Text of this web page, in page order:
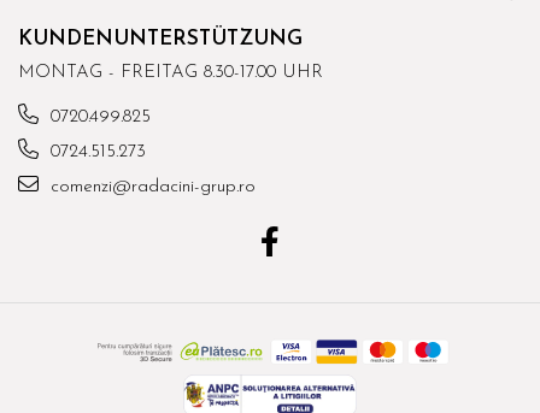
KUNDENUNTERSTÜTZUNG
MONTAG - FREITAG 8.30-17.00 UHR
0720.499.825
0724.515.273
comenzi@radacini-grup.ro